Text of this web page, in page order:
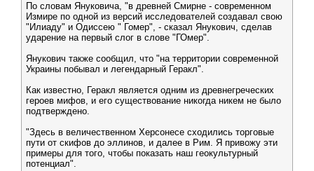
По словам Януковича, "в древней Смирне - современном
Измире по одной из версий исследователей создавал свою
"Илиаду" и Одиссею " Гомер", - сказал Янукович, сделав
ударение на первый слог в слове "ГОмер".
Янукович также сообщил, что "на территории современной
Украины побывал и легендарный Геракл".
Как известно, Геракл является одним из древнегреческих
героев мифов, и его существование никогда никем не было
подтверждено.
"Здесь в величественном Херсонесе сходились торговые
пути от скифов до эллинов, и далее в Рим. Я привожу эти
примеры для того, чтобы показать наш геокультурный
потенциал".